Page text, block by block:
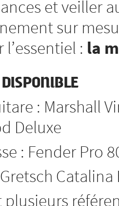
et veiller
sur
: la
: Marshall
Deluxe
: Fender Pro
Catalina